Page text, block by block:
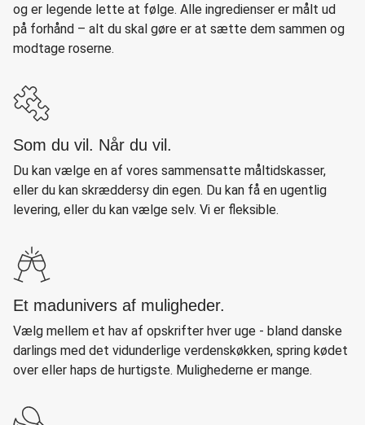
og er legende lette at følge. Alle ingredienser er målt ud
på forhånd – alt du skal gøre er at sætte dem sammen og
modtage roserne.
Som du vil. Når du vil.
Du kan vælge en af vores sammensatte måltidskasser,
eller du kan skræddersy din egen. Du kan få en ugentlig
levering, eller du kan vælge selv. Vi er fleksible.
Et madunivers af muligheder.
Vælg mellem et hav af opskrifter hver uge - bland danske
darlings med det vidunderlige verdenskøkken, spring kødet
over eller haps de hurtigste. Mulighederne er mange.